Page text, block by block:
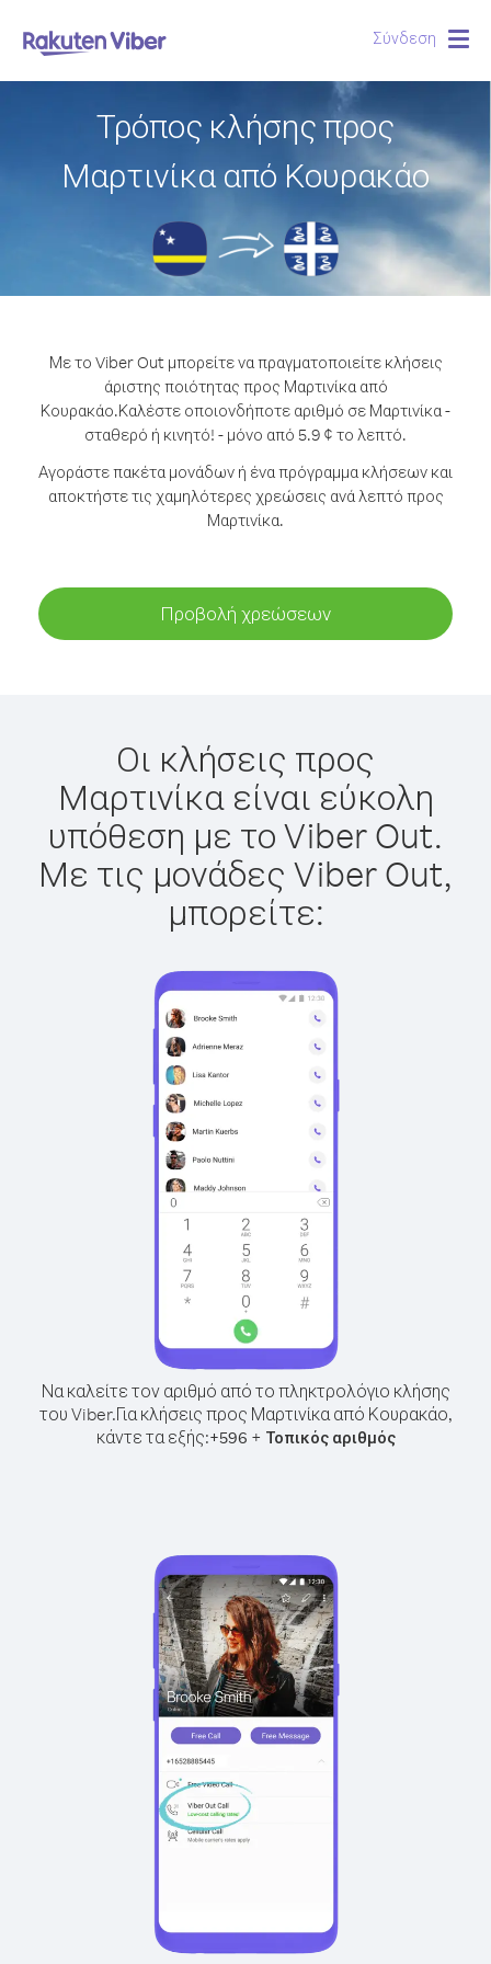
Σύνδεση
Τρόπος κλήσης προς
Μαρτινίκα από Κουρακάο
Με το Viber Out μπορείτε να πραγματοποιείτε κλήσεις
άριστης ποιότητας προς Μαρτινίκα από
Κουρακάο.Καλέστε οποιονδήποτε αριθμό σε Μαρτινίκα -
σταθερό ή κινητό! - μόνο από 5.9 ¢ το λεπτό.
Αγοράστε πακέτα μονάδων ή ένα πρόγραμμα κλήσεων και
αποκτήστε τις χαμηλότερες χρεώσεις ανά λεπτό προς
Μαρτινίκα.
Προβολή χρεώσεων
Οι κλήσεις προς
Μαρτινίκα είναι εύκολη
υπόθεση με το Viber Out.
Με τις μονάδες Viber Out,
μπορείτε:
Να καλείτε τον αριθμό από το πληκτρολόγιο κλήσης
του Viber.Για κλήσεις προς Μαρτινίκα από Κουρακάο,
κάντε τα εξής:+596 + Τοπικός αριθμός